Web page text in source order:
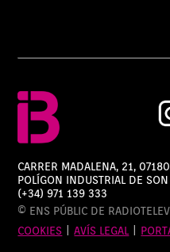
CARRER MADALENA, 21, 07180
POLÍGON INDUSTRIAL DE SON
(+34) 971 139 333
© ENS PÚBLIC DE
COOKIES |AVÍS LEGAL